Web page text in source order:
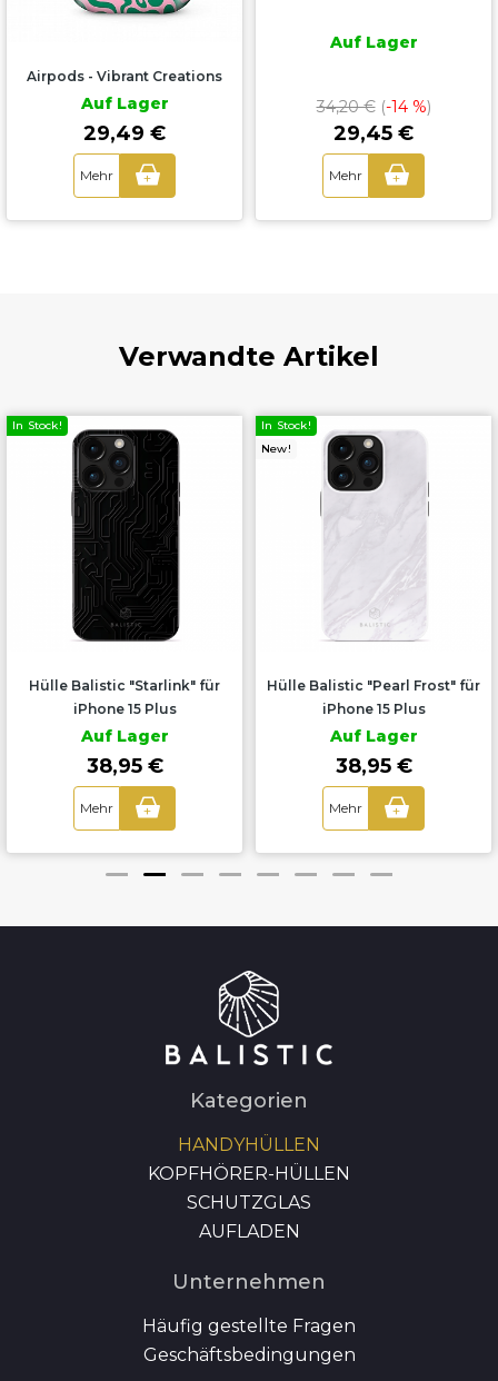
Airpods - Vibrant Creations
Auf Lager
29,49 €
Mehr +
Auf Lager
34,20 €(-14 %)
29,45 €
Mehr +
Verwandte Artikel
In Stock!
Hülle Balistic "Starlink" für
iPhone 15 Plus
Auf Lager
38,95 €
Mehr +
New!
In Stock!
Hülle Balistic "Pearl Frost" für
iPhone 15 Plus
Auf Lager
38,95 €
Mehr +
Kategorien
HANDYHÜLLEN
KOPFHÖRER-HÜLLEN
SCHUTZGLAS
AUFLADEN
Unternehmen
Häufig gestellte Fragen
Geschäftsbedingungen